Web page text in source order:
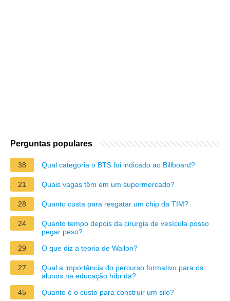
Perguntas populares
38 Qual categoria o BTS foi indicado ao Billboard?
21 Quais vagas têm em um supermercado?
28 Quanto custa para resgatar um chip da TIM?
24
Quanto tempo depois da cirurgia de vesícula posso
pegar peso?
29
O que diz a teoria de Wallon?
27
Qual a importância do percurso formativo para os
alunos na educação híbrida?
45
Quanto é o custo para construir um silo?